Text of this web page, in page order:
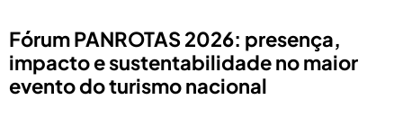
Fórum PANROTAS 2026: presença,
impacto e sustentabilidade no maior
evento do turismo nacional